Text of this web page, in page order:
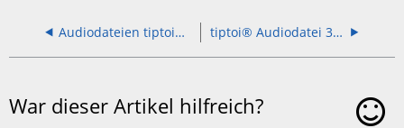
Audiodateien tiptoi® Puzzles tiptoi® Audiodatei 3 erste Puzzles Bauernhoftiere 00229
War dieser Artikel hilfreich?